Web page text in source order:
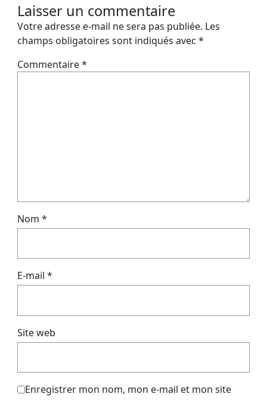
Laisser un commentaire
Votre adresse e-mail ne sera pas publiée. Les
champs obligatoires sont indiqués avec *
Commentaire*
Nom *
E-mail *
Site web
Enregistrer mon nom, mon e-mail et mon site